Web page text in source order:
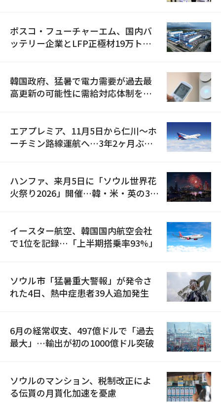
ポスコ・フューチャーエム、国内バ
ッテリー企業とLFP正極材19万トン
韓国政府、猛暑で電力需要が過去最
高更新の可能性に需給対応体制を点
エアプレミア、11月5日から仁川〜ホ
ーチミン路線運航へ…3年2ヶ月ぶり
ハンファ、来月5日に「ソウル世界花
火祭り2026」開催…韓・米・英の3カ
イースター航空、韓国国内航空会社
で1位を記録…「上半期搭乗率93%」
ソウル市「猛暑重大警報」が発令さ
れた4日、熱中症患者39人追加発生
6月の経常収支、497億ドルで「過去
最大」…輸出が初の1000億ドル突破
ソウルのマンション、税制改正によ
る伝貰の月貰化加速を憂慮